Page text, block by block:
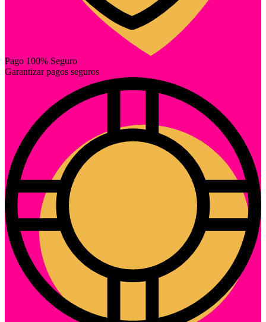
Pago 100% Seguro
Garantizar pagos seguros